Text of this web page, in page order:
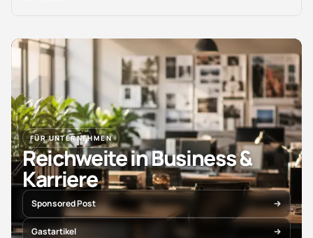
FÜR UNTERNEHMEN
Reichweite in Business &
Karriere
Sponsored Post
Gastartikel